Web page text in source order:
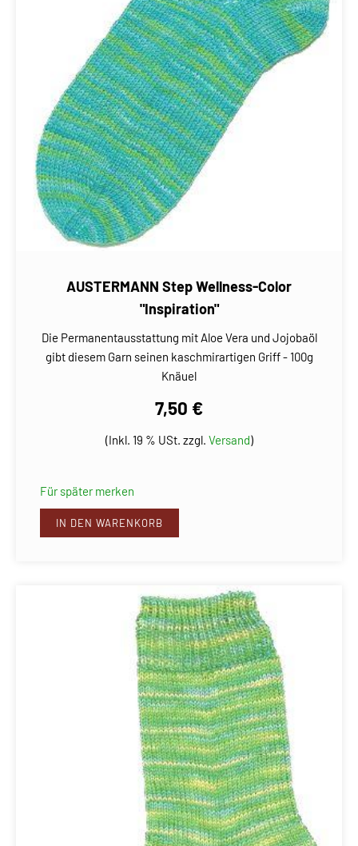
AUSTERMANN Step Wellness-Color
"Inspiration"
Die Permanentausstattung mit Aloe Vera und Jojobaöl
gibt diesem Garn seinen kaschmirartigen Griff - 100g
Knäuel
7,50 €
(Inkl. 19 % USt. zzgl. Versand)
Für später merken
IN DEN WARENKORB